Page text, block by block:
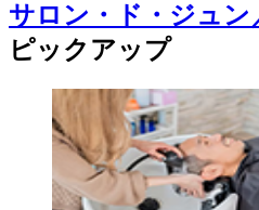
サロン・ド・ジュン
ピックアップ